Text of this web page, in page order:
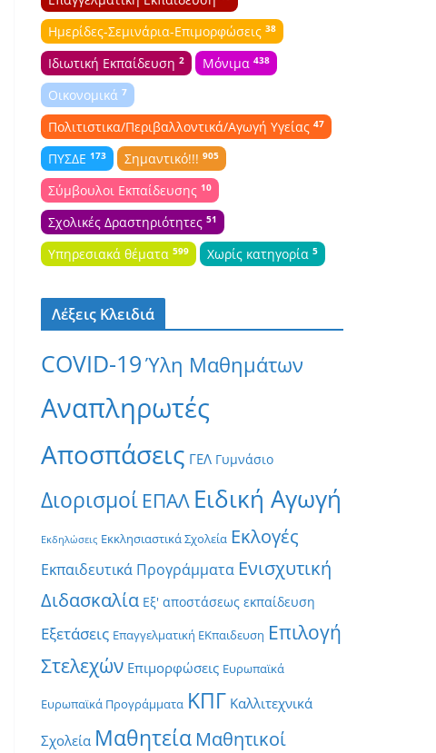
Ημερίδες-Σεμινάρια-Επιμορφώσεις 38
Ιδιωτική Εκπαίδευση 2 Μόνιμα 438
Οικονομικά 7
Πολιτιστικα/Περιβαλλοντικά/Αγωγή Υγείας 47
ΠΥΣΔΕ 173 Σημαντικό!!! 905
Σύμβουλοι Εκπαίδευσης 10
Σχολικές Δραστηριότητες 51
Υπηρεσιακά θέματα 599 Χωρίς κατηγορία 5
Λέξεις Κλειδιά
COVID-19Ύλη Μαθημάτων
Αναπληρωτές
Αποσπάσεις ΓΕΛ Γυμνάσιο
Διορισμοί ΕΠΑΛ Ειδική Αγωγή
Εκδηλώσεις Εκκλησιαστικά Σχολεία Εκλογές
Εκπαιδευτικά Προγράμματα Ενισχυτική
Διδασκαλία Εξ' αποστάσεως εκπαίδευση
Εξετάσεις Επαγγελματική ΕΚπαιδευση Επιλογή
Στελεχών Επιμορφώσεις Ευρωπαϊκά
Ευρωπαϊκά Προγράμματα ΚΠΓ Καλλιτεχνικά
Σχολεία Μαθητεία Μαθητικοί